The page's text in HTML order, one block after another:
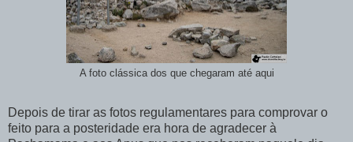
A foto clássica dos que chegaram até aqui
Depois de tirar as fotos regulamentares para comprovar o
feito para a posteridade era hora de agradecer à